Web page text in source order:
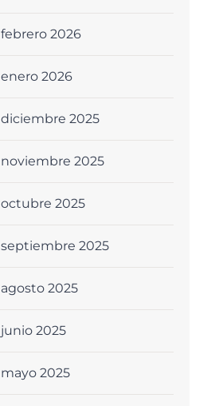
febrero 2026
enero 2026
diciembre 2025
noviembre 2025
octubre 2025
septiembre 2025
agosto 2025
junio 2025
mayo 2025